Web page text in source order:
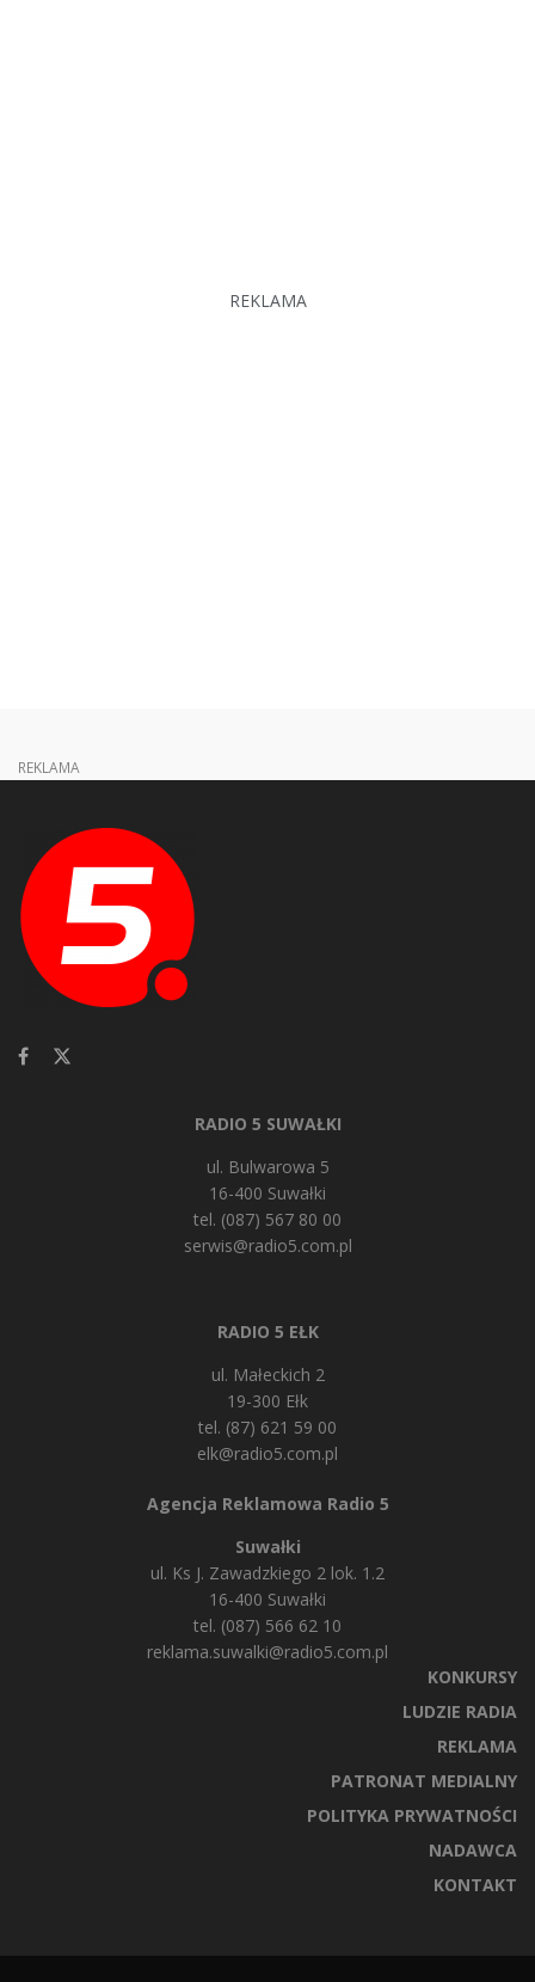
REKLAMA
REKLAMA
RADIO 5 SUWAŁKI
ul. Bulwarowa 5
16-400 Suwałki
tel. (087) 567 80 00
serwis@radio5.com.pl
RADIO 5 EŁK
ul. Małeckich 2
19-300 Ełk
tel. (87) 621 59 00
elk@radio5.com.pl
Agencja Reklamowa Radio 5
Suwałki
ul. Ks J. Zawadzkiego 2 lok. 1.2
16-400 Suwałki
tel. (087) 566 62 10
reklama.suwalki@radio5.com.pl
KONKURSY
LUDZIE RADIA
REKLAMA
PATRONAT MEDIALNY
POLITYKA PRYWATNOŚCI
NADAWCA
KONTAKT